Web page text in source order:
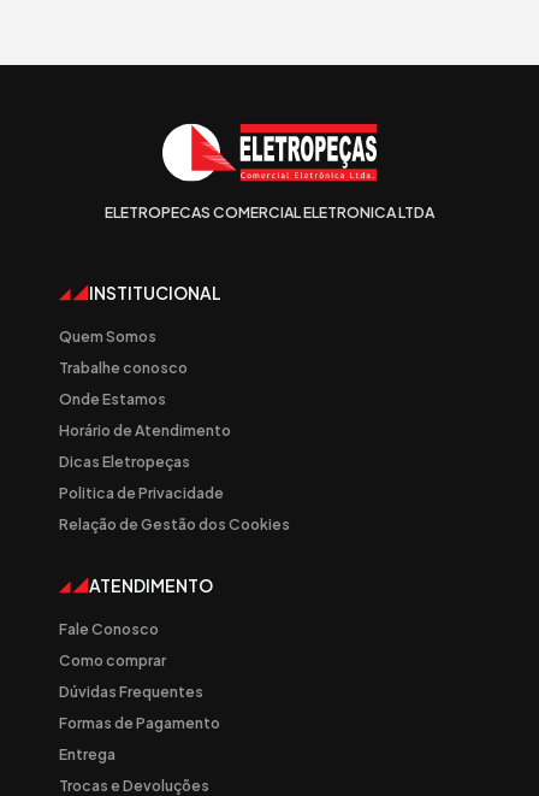
ELETROPECAS COMERCIAL ELETRONICA LTDA
INSTITUCIONAL
Quem Somos
Trabalhe conosco
Onde Estamos
Horário de Atendimento
Dicas Eletropeças
Politica de Privacidade
Relação de Gestão dos Cookies
ATENDIMENTO
Fale Conosco
Como comprar
Dúvidas Frequentes
Formas de Pagamento
Entrega
Trocas e Devoluções